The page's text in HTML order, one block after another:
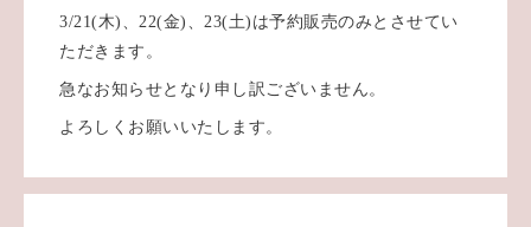
3/21(木)、22(金)、23(土)は予約販売のみとさせてい
ただきます。
急なお知らせとなり申し訳ございません。
よろしくお願いいたします。